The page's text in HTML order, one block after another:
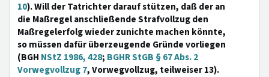
10). Will der Tatrichter darauf stützen, daß der an
die Maßregel anschließende Strafvollzug den
Maßregelerfolg wieder zunichte machen könnte,
so müssen dafür überzeugende Gründe vorliegen
(BGH NStZ 1986, 428; BGHR StGB § 67 Abs. 2
Vorwegvollzug 7, Vorwegvollzug, teilweiser 13).